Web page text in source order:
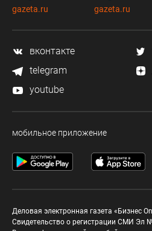
gazeta.ru
gazeta.ru
вконтакте
telegram
youtube
мобильное приложение
Деловая электронная газета «Бизнес
Свидетельство о регистрации СМИ Эл